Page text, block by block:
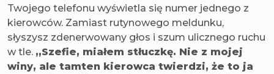
Twojego telefonu wyświetla się numer jednego z
kierowców. Zamiast rutynowego meldunku,
słyszysz zdenerwowany głos i szum ulicznego ruchu
w tle. „Szefie, miałem stłuczkę. Nie z mojej
winy, ale tamten kierowca twierdzi, że to ja